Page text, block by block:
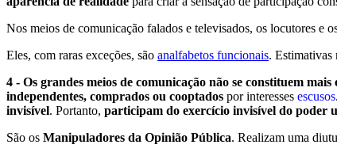
Nos meios de comunicação falados e televisados, os locutores e
Eles, com raras exceções, são analfabetos funcionais. Estimativas
4 - Os grandes meios de comunicação não se constituem mais
independentes, comprados ou cooptados por interesses escusos
invisível. Portanto, participam do exercício invisível do poder
São os Manipuladores da Opinião Pública. Realizam uma